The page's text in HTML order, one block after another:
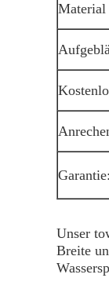
Material
Garantie:
Unser
Breite